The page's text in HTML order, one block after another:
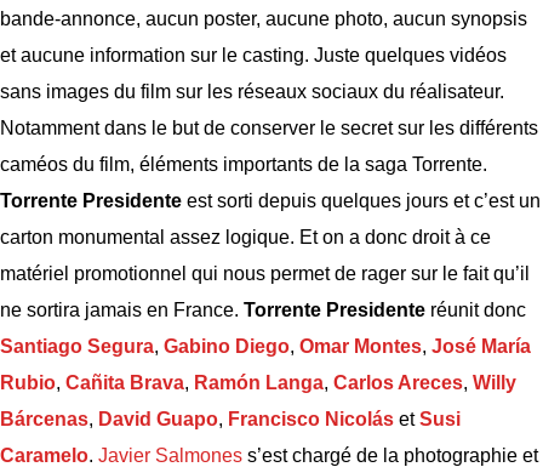
bande-annonce, aucun poster, aucune photo, aucun synopsis
et aucune information sur le casting. Juste quelques vidéos
sans images du film sur les réseaux sociaux du réalisateur.
Notamment dans le but de conserver le secret sur les différents
caméos du film, éléments importants de la saga Torrente.
Torrente Presidente est sorti depuis quelques jours et c’est un
carton monumental assez logique. Et on a donc droit à ce
matériel promotionnel qui nous permet de rager sur le fait qu’il
ne sortira jamais en France. Torrente Presidente réunit donc
Santiago Segura, Gabino Diego, Omar Montes, José María
Rubio, Cañita Brava, Ramón Langa, Carlos Areces, Willy
Bárcenas, David Guapo, Francisco Nicolás etSusi
Caramelo. Javier Salmones s’est chargé de la photographie et